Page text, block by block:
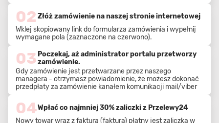
02 Złóż zamówienie na naszej stronie internetowej
Wklej skopiowany link do formularza zamówienia i wypełnij
wymagane pola (zaznaczone na czerwono).
03 Poczekaj, aż administrator portalu przetworzy
zamówienie.
Gdy zamówienie jest przetwarzane przez naszego
managera - otrzymasz powiadomienie, że możesz dokonać
przedpłaty za zamówienie kanałem komunikacji mail/viber
04Wpłać co najmniej 30% zaliczki z Przelewy24
Nowy towar wraz z fakturą (fakturą) płatny jest zaliczką w